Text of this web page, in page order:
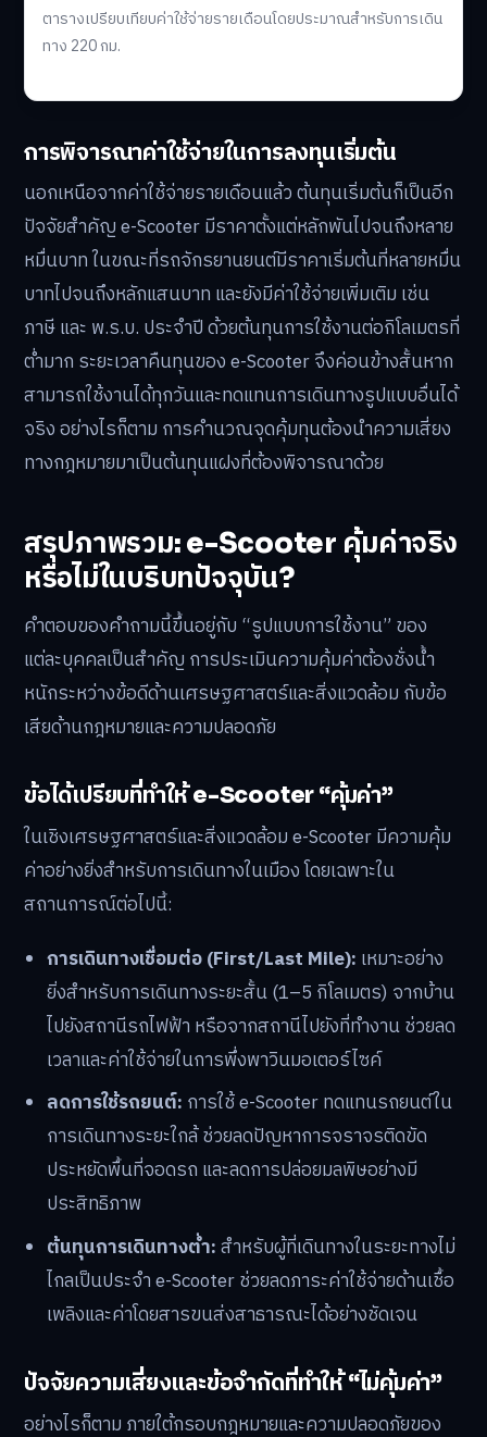
ตารางเปรียบเทียบค่าใช้จ่ายรายเดือนโดยประมาณสำหรับการเดิน
ทาง 220 กม.
การพิจารณาค่าใช้จ่ายในการลงทุนเริ่มต้น
นอกเหนือจากค่าใช้จ่ายรายเดือนแล้ว ต้นทุนเริ่มต้นก็เป็นอีก
ปัจจัยสำคัญ e-Scooter มีราคาตั้งแต่หลักพันไปจนถึงหลาย
หมื่นบาท ในขณะที่รถจักรยานยนต์มีราคาเริ่มต้นที่หลายหมื่น
บาทไปจนถึงหลักแสนบาท และยังมีค่าใช้จ่ายเพิ่มเติม เช่น
ภาษี และ พ.ร.บ. ประจำปี ด้วยต้นทุนการใช้งานต่อกิโลเมตรที่
ต่ำมาก ระยะเวลาคืนทุนของ e-Scooter จึงค่อนข้างสั้นหาก
สามารถใช้งานได้ทุกวันและทดแทนการเดินทางรูปแบบอื่นได้
จริง อย่างไรก็ตาม การคำนวณจุดคุ้มทุนต้องนำความเสี่ยง
ทางกฎหมายมาเป็นต้นทุนแฝงที่ต้องพิจารณาด้วย
สรุปภาพรวม: e-Scooter คุ้มค่าจริง
หรือไม่ในบริบทปัจจุบัน?
คำตอบของคำถามนี้ขึ้นอยู่กับ “รูปแบบการใช้งาน” ของ
แต่ละบุคคลเป็นสำคัญ การประเมินความคุ้มค่าต้องชั่งน้ำ
หนักระหว่างข้อดีด้านเศรษฐศาสตร์และสิ่งแวดล้อม กับข้อ
เสียด้านกฎหมายและความปลอดภัย
ข้อได้เปรียบที่ทำให้ e-Scooter “คุ้มค่า”
ในเชิงเศรษฐศาสตร์และสิ่งแวดล้อม e-Scooter มีความคุ้ม
ค่าอย่างยิ่งสำหรับการเดินทางในเมือง โดยเฉพาะใน
สถานการณ์ต่อไปนี้:
การเดินทางเชื่อมต่อ (First/Last Mile): เหมาะอย่าง
ยิ่งสำหรับการเดินทางระยะสั้น (1–5 กิโลเมตร) จากบ้าน
ไปยังสถานีรถไฟฟ้า หรือจากสถานีไปยังที่ทำงาน ช่วยลด
เวลาและค่าใช้จ่ายในการพึ่งพาวินมอเตอร์ไซค์
ลดการใช้รถยนต์: การใช้ e-Scooter ทดแทนรถยนต์ใน
การเดินทางระยะใกล้ ช่วยลดปัญหาการจราจรติดขัด
ประหยัดพื้นที่จอดรถ และลดการปล่อยมลพิษอย่างมี
ประสิทธิภาพ
ต้นทุนการเดินทางต่ำ:สำหรับผู้ที่เดินทางในระยะทางไม่
ไกลเป็นประจำ e-Scooter ช่วยลดภาระค่าใช้จ่ายด้านเชื้อ
เพลิงและค่าโดยสารขนส่งสาธารณะได้อย่างชัดเจน
ปัจจัยความเสี่ยงและข้อจำกัดที่ทำให้ “ไม่คุ้มค่า”
อย่างไรก็ตาม ภายใต้กรอบกฎหมายและความปลอดภัยของ